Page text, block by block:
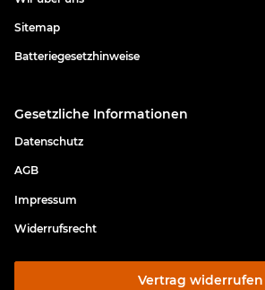
Sitemap
Batteriegesetzhinweise
Gesetzliche Informationen
Datenschutz
AGB
Impressum
Widerrufsrecht
Vertrag widerrufen